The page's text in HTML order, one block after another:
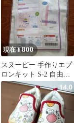
現在 ¥800
スヌーピー 手作りエプ
ロンキット S-2 自由研
究 エプロン